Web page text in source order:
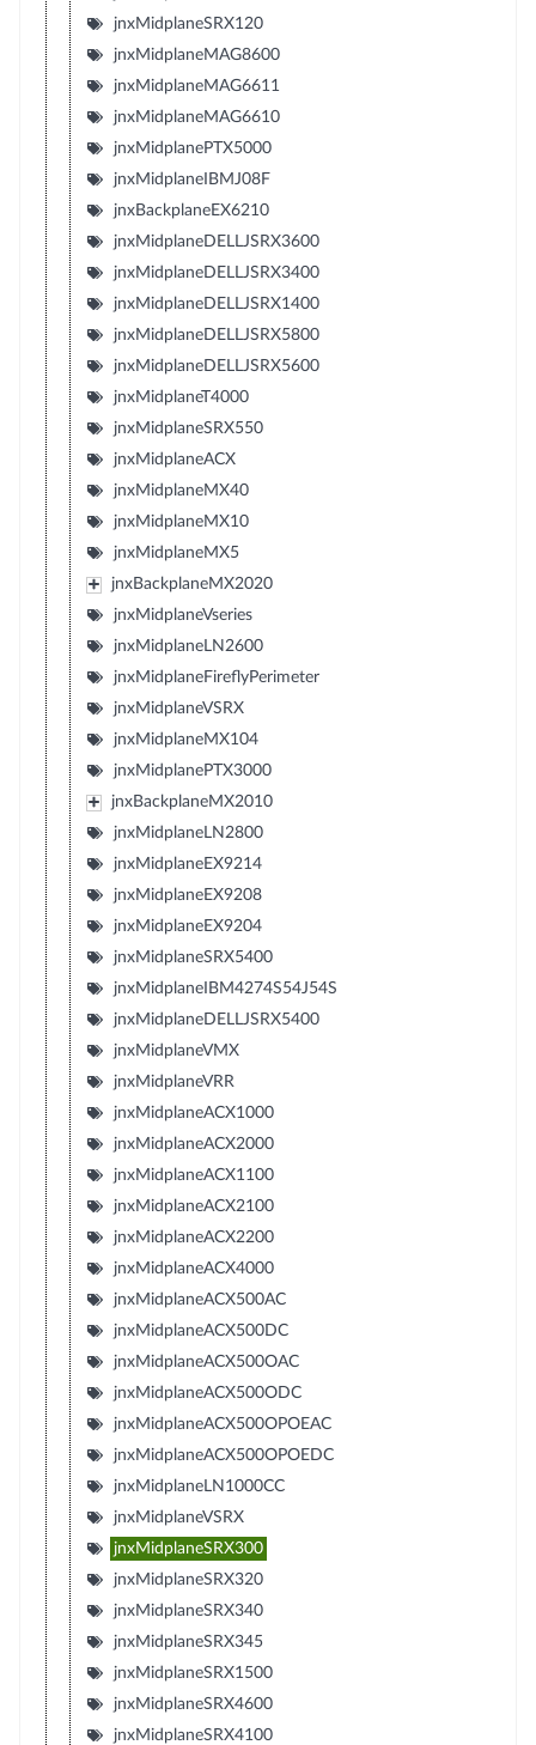
jnxMidplaneSRX120
jnxMidplaneMAG8600
jnxMidplaneMAG6611
jnxMidplaneMAG6610
jnxMidplanePTX5000
jnxMidplaneIBMJ08F
jnxBackplaneEX6210
jnxMidplaneDELLJSRX3600
jnxMidplaneDELLJSRX3400
jnxMidplaneDELLJSRX1400
jnxMidplaneDELLJSRX5800
jnxMidplaneDELLJSRX5600
jnxMidplaneT4000
jnxMidplaneSRX550
jnxMidplaneACX
jnxMidplaneMX40
jnxMidplaneMX10
jnxMidplaneMX5
jnxBackplaneMX2020
jnxMidplaneVseries
jnxMidplaneLN2600
jnxMidplaneFireflyPerimeter
jnxMidplaneVSRX
jnxMidplaneMX104
jnxMidplanePTX3000
jnxBackplaneMX2010
jnxMidplaneLN2800
jnxMidplaneEX9214
jnxMidplaneEX9208
jnxMidplaneEX9204
jnxMidplaneSRX5400
jnxMidplaneIBM4274S54J54S
jnxMidplaneDELLJSRX5400
jnxMidplaneVMX
jnxMidplaneVRR
jnxMidplaneACX1000
jnxMidplaneACX2000
jnxMidplaneACX1100
jnxMidplaneACX2100
jnxMidplaneACX2200
jnxMidplaneACX4000
jnxMidplaneACX500AC
jnxMidplaneACX500DC
jnxMidplaneACX500OAC
jnxMidplaneACX500ODC
jnxMidplaneACX500OPOEAC
jnxMidplaneACX500OPOEDC
jnxMidplaneLN1000CC
jnxMidplaneVSRX
jnxMidplaneSRX300
jnxMidplaneSRX320
jnxMidplaneSRX340
jnxMidplaneSRX345
jnxMidplaneSRX1500
jnxMidplaneSRX4600
jnxMidplaneSRX4100